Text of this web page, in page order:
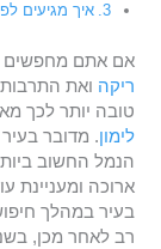
איך מגיעים
אם אתם מחפשים
ריקה ואת
טובה יותר לכך
לימון. מדובר
הנמל החשוב
ארוכה ומעניינת עוד
בעיר במהלך